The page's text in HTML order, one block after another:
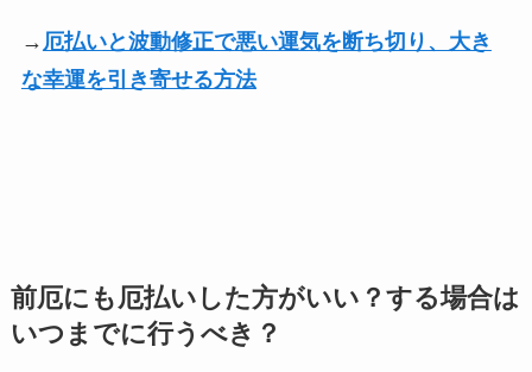
→ 厄払いと波動修正で悪い運気を断ち切り、大き
な幸運を引き寄せる方法
前厄にも厄払いした方がいい？する場合は
いつまでに行うべき？